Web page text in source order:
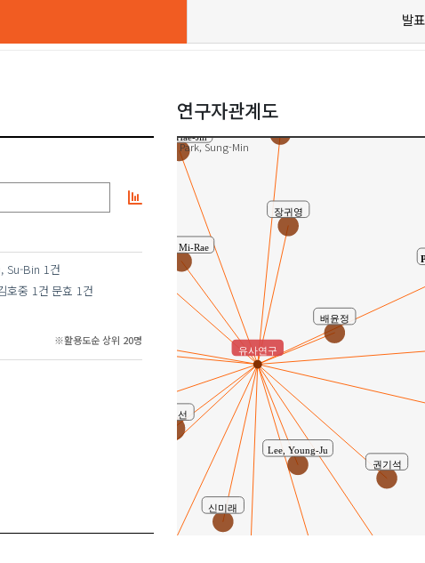
발
Su-Bin 1건
호중 1건 문효 1건
※활용도순 상위 20명
연구자관계도
Park, Sung-Min
Lee, Young-Ju
Shin, Mi-Rae
권기석
김영화(Younghwa Kim)
배윤정
신미래
윤지선
장귀영
유사연구